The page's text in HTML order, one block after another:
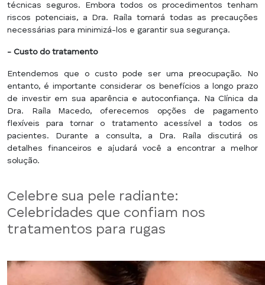
técnicas seguros. Embora todos os procedimentos tenham
riscos potenciais, a Dra. Raíla tomará todas as precauções
necessárias para minimizá-los e garantir sua segurança.
- Custo do tratamento
Entendemos que o custo pode ser uma preocupação. No
entanto, é importante considerar os benefícios a longo prazo
de investir em sua aparência e autoconfiança. Na Clínica da
Dra. Raíla Macedo, oferecemos opções de pagamento
flexíveis para tornar o tratamento acessível a todos os
pacientes. Durante a consulta, a Dra. Raíla discutirá os
detalhes financeiros e ajudará você a encontrar a melhor
solução.
Celebre sua pele radiante:
Celebridades que confiam nos
tratamentos para rugas